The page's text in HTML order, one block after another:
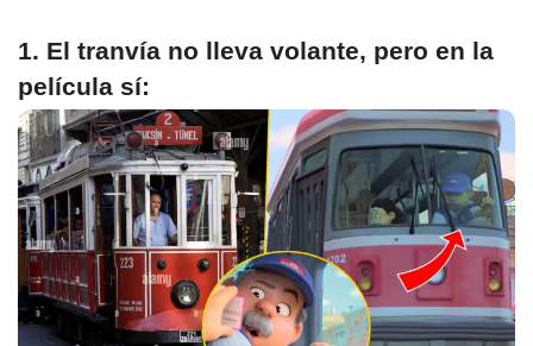
1. El tranvía no lleva volante, pero en la
película sí: